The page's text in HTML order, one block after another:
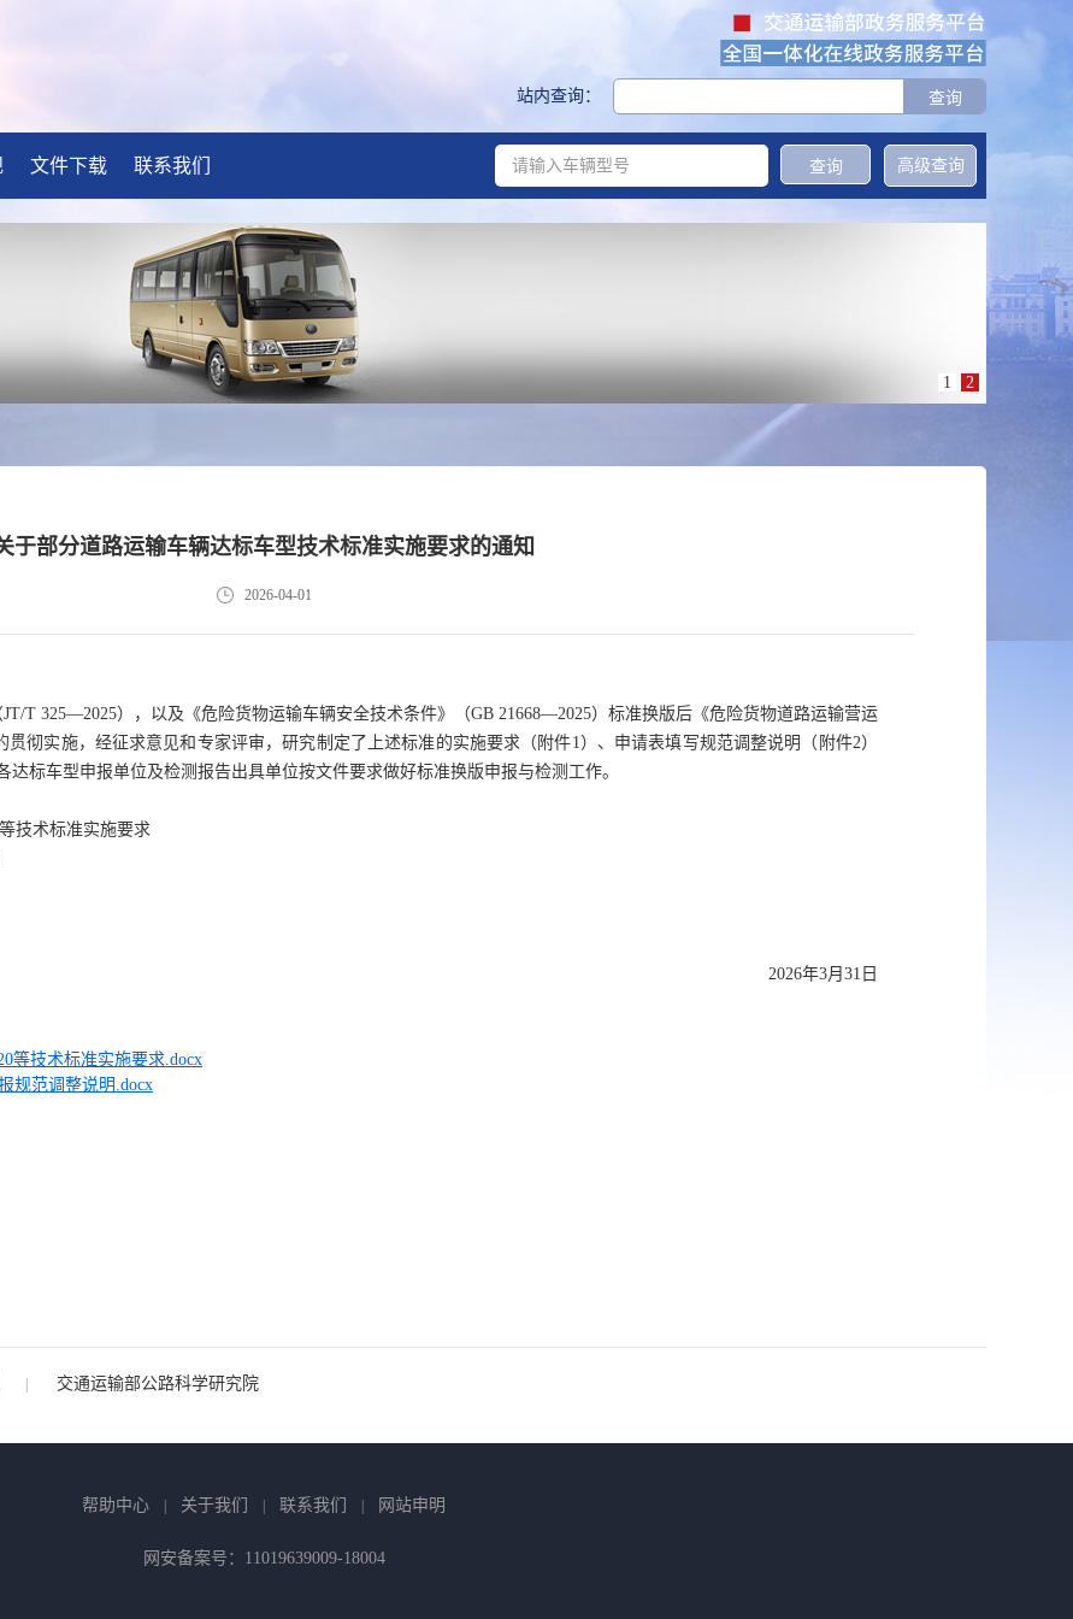
站内查询：
文件下载 联系我们 高级查询
1 2
于部分道路运输车辆达标车型技术标准实施要求的通知
2026-04-01
T 325—2025），以及《危险货物运输车辆安全技术条件》（GB 21668—2025）标准换版后《危险货物道路运输营运
彻实施，经征求意见和专家评审，研究制定了上述标准的实施要求（附件1）、申请表填写规范调整说明（附件2）
标车型申报单位及检测报告出具单位按文件要求做好标准换版申报与检测工作。
技术标准实施要求
2026年3月31日
等技术标准实施要求.docx
规范调整说明.docx
交通运输部公路科学研究院
帮助中心 关于我们 联系我们 网站申明
网安备案号：11019639009-18004